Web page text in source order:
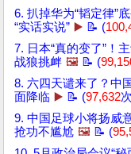
6. 扒掉华为“韬定律”
“实话实说” ▶️ 📝 (
7. 日本“真的变了”！
战狼挑衅 🖼️ 📝 (
8. 六四天谴来了？中
面降临 ▶️ 📝 (97,632
9. 中国足球小将扬威
抢功不尴尬 🖼️ 📝 (